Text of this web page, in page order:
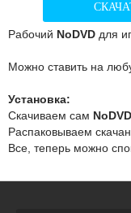
Рабочий NoDVD для
Можно ставить на
Установка:
Скачиваем сам NoDVD
Распаковываем
Все, теперь можно